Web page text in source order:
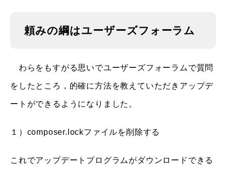
頼みの綱はユーザーズフォーラム
わらをもすがる思いでユーザーズフォーラムで質問
をしたところ，的確に方法を教えていただきアップデ
ートができるようになりました。
１）composer.lockファイルを削除する
これでアップデートプログラムがダウンロードできる